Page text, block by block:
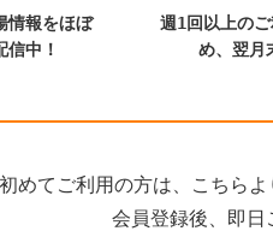
情報をほぼ
中！
週1回以上の
め、翌月
初めてご利用の方は、こちら
会員登録後、即日